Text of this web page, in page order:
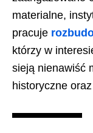
materialne,
pracuje
którzy w
sieją nienawiść
historyczne